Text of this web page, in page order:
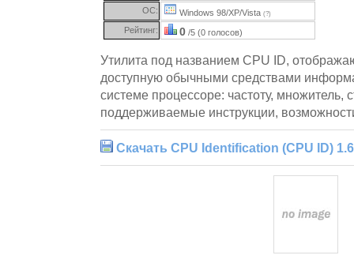
ОС:
Windows 98/XP/Vista (?)
Рейтинг: 0 /5 (0 голосов)
Утилита под названием CPU ID,
доступную обычными средствами
системе процессоре: частоту, множитель,
поддерживаемые инструкции,
Скачать CPU Identification (CPU ID) 1.6